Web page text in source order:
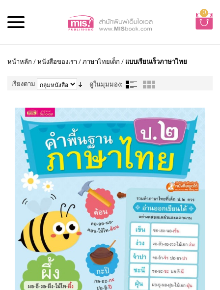
0
หน้าหลัก /หนังสือของเรา /ภาษาไทยเด็ก / แบบเรียนเร็วภาษาไทย
เรียงตาม ดูในมุมมอง: